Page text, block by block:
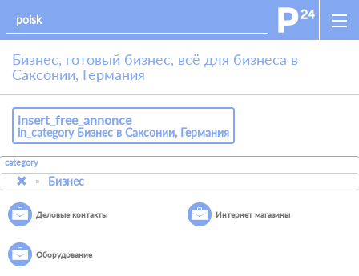
Бизнес, готовый бизнес, всё для бизнеса в
Саксонии, Германия
insert_free_annonce
in_category Бизнес в Саксонии, Германия
category
Бизнес
Деловые контакты Интернет магазины
Оборудование